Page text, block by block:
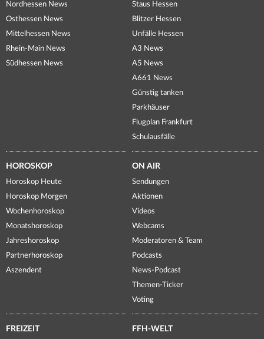
Nordhessen News
Osthessen News
Mittelhessen News
Rhein-Main News
Südhessen News
Staus Hessen
Blitzer Hessen
Unfälle Hessen
A3 News
A5 News
A661 News
Günstig tanken
Parkhäuser
Flugplan Frankfurt
Schulausfälle
HOROSKOP
Horoskop Heute
Horoskop Morgen
Wochenhoroskop
Monatshoroskop
Jahreshoroskop
Partnerhoroskop
Aszendent
ON AIR
Sendungen
Aktionen
Videos
Webcams
Moderatoren & Team
Podcasts
News-Podcast
Themen-Ticker
Voting
FREIZEIT FFH-WELT